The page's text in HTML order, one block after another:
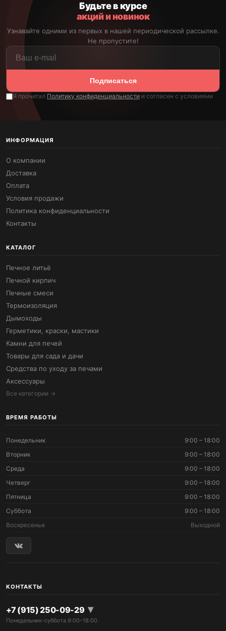
Будьте в курсе
акций и новинок
Узнавайте одними из первых в нашей периодической рассылке.
Не пропустите!
Подписаться
Я прочитал Политику конфиденциальности и согласен с условиями
ИНФОРМАЦИЯ
О компании
Доставка
Оплата
Условия продажи
Политика конфиденциальности
Контакты
КАТАЛОГ
Печное литьё
Печной кирпич
Печные смеси
Термоизоляция
Дымоходы
Герметики, краски, мастики
Камни для печей
Товары для сада и дачи
Средства по уходу за печами
Аксессуары
Все категории →
ВРЕМЯ РАБОТЫ
Понедельник
9:00 – 18:00
Вторник
9:00 – 18:00
Среда
9:00 – 18:00
Четверг
9:00 – 18:00
Пятница
9:00 – 18:00
Суббота
9:00 – 18:00
Воскресенье
Выходной
КОНТАКТЫ
+7 (915) 250-09-29 ▾
Понедельник-суббота 9:00–18:00